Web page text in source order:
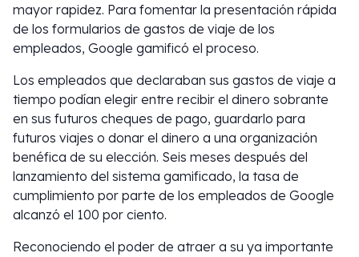
mayor rapidez. Para fomentar la presentación rápida
de los formularios de gastos de viaje de los
empleados, Google gamificó el proceso.
Los empleados que declaraban sus gastos de viaje a
tiempo podían elegir entre recibir el dinero sobrante
en sus futuros cheques de pago, guardarlo para
futuros viajes o donar el dinero a una organización
benéfica de su elección. Seis meses después del
lanzamiento del sistema gamificado, la tasa de
cumplimiento por parte de los empleados de Google
alcanzó el 100 por ciento.
Reconociendo el poder de atraer a su ya importante